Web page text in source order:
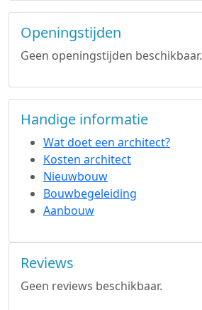
Openingstijden
Geen openingstijden beschikbaar.
Handige informatie
Wat doet een architect?
Kosten architect
Nieuwbouw
Bouwbegeleiding
Aanbouw
Reviews
Geen reviews beschikbaar.